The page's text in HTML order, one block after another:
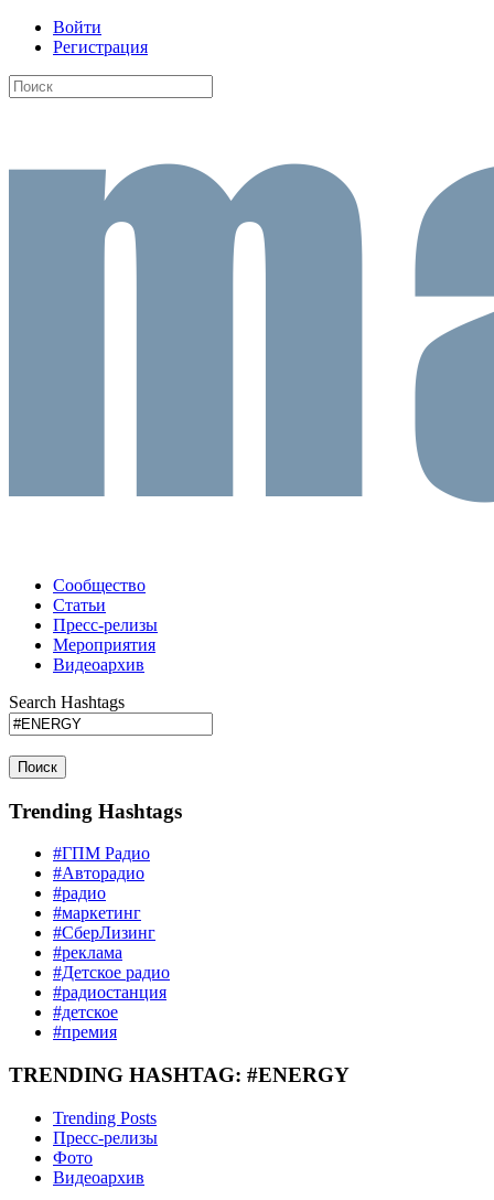
Войти
Регистрация
Сообщество
Статьи
Пресс-релизы
Мероприятия
Видеоархив
Search Hashtags
Поиск
Trending Hashtags
#ГПМ Радио
#Авторадио
#радио
#маркетинг
#СберЛизинг
#реклама
#Детское радио
#радиостанция
#детское
#премия
TRENDING HASHTAG: #ENERGY
Trending Posts
Пресс-релизы
Фото
Видеоархив